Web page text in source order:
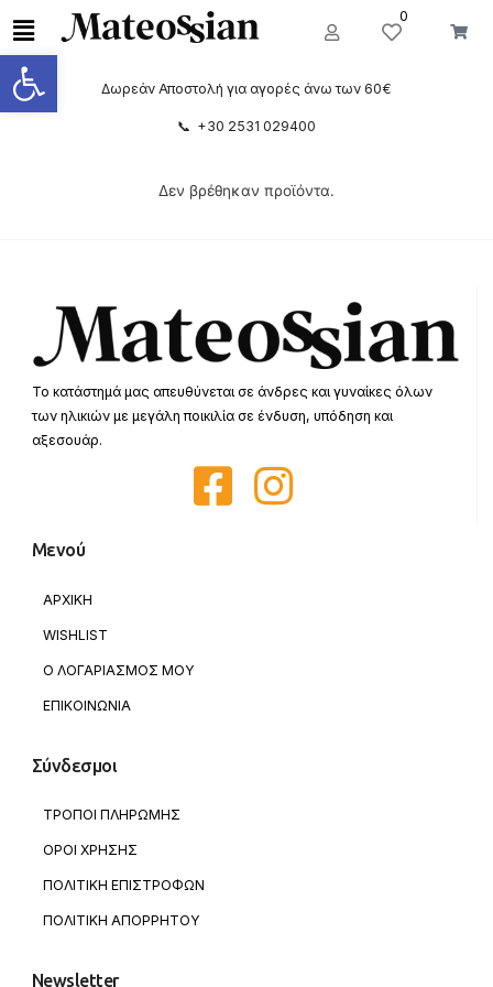
Ανοίξτε τη γραμμή εργαλείων
0
Δωρεάν Αποστολή για αγορές άνω των 60€
📞 +30 2531 029400
Δεν βρέθηκαν προϊόντα.
Το κατάστημά μας απευθύνεται σε άνδρες και γυναίκες όλων
των ηλικιών με μεγάλη ποικιλία σε ένδυση, υπόδηση και
αξεσουάρ.
Μενού
ΑΡΧΙΚΗ
WISHLIST
Ο ΛΟΓΑΡΙΑΣΜΟΣ ΜΟΥ
ΕΠΙΚΟΙΝΩΝΙΑ
Σύνδεσμοι
ΤΡΟΠΟΙ ΠΛΗΡΩΜΗΣ
ΟΡΟΙ ΧΡΗΣΗΣ
ΠΟΛΙΤΙΚΗ ΕΠΙΣΤΡΟΦΩΝ
ΠΟΛΙΤΙΚΗ ΑΠΟΡΡΗΤΟΥ
Newsletter